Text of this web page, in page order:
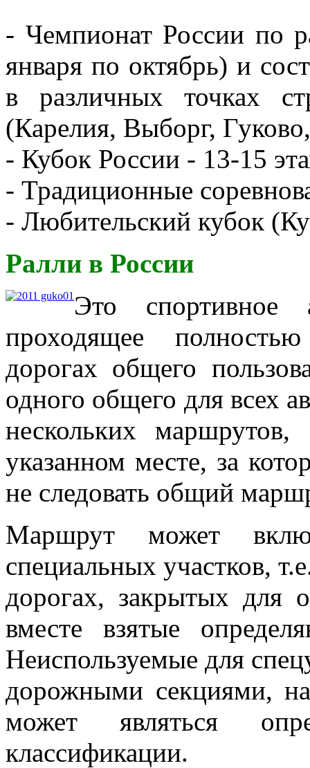
- Чемпионат России по
января по октябрь) и
в различных точках
(Карелия, Выборг,
- Кубок России - 13-15
- Традиционные
- Любительский кубок
Ралли в России
Это спортивное
проходящее
дорогах общего
одного общего для всех
нескольких
указанном месте, за
не следовать общий
Маршрут может
специальных участков,
дорогах, закрытых для
вместе взятые
Неиспользуемые для
дорожными секциями,
может являться
классификации.